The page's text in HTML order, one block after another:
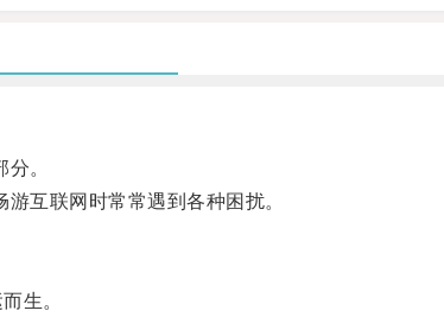
。
互联网时常常遇到各种困扰。
生。